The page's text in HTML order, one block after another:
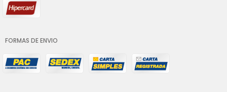
FORMAS DE ENVIO